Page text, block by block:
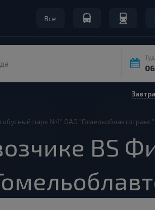
Все
Завтра
парк №1" ОАО "Гомельоблавтотранс"
BS